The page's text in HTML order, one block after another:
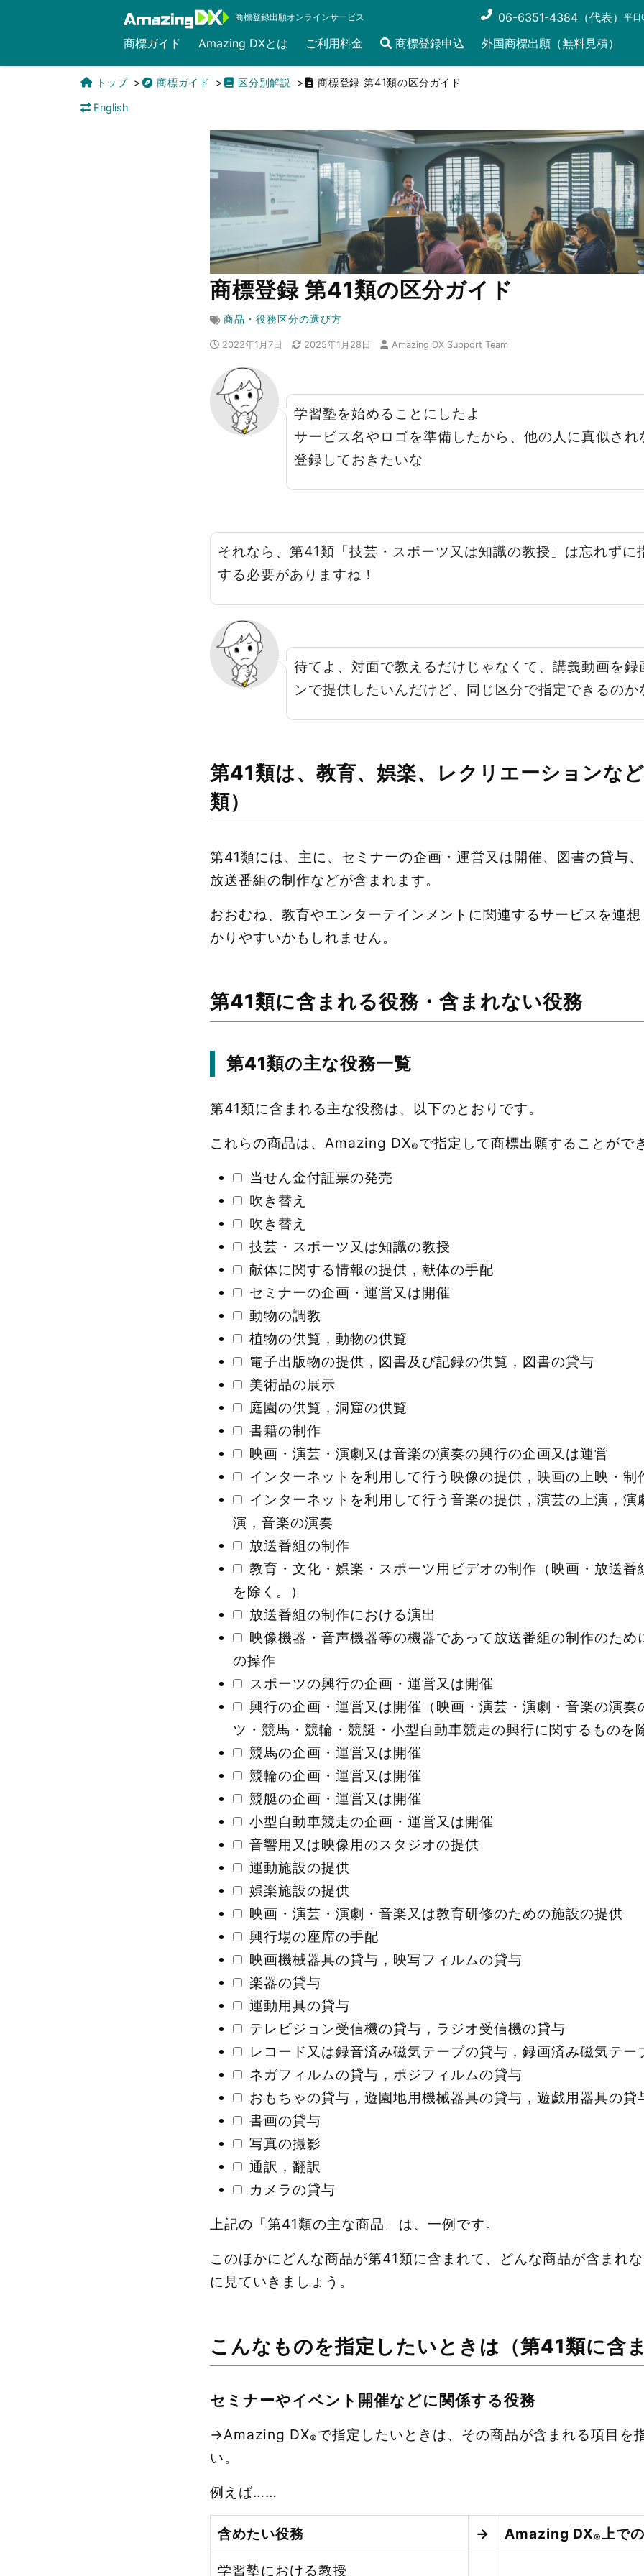
商標登録出願オンラインサービス 06-6351-4384（代表） 平
商標ガイド Amazing DXとは ご利用料金 商標登録申込 外国商標出願（無料見積）
トップ 商標ガイド 区分別解説 商標登録 第41類の区分ガイド
English
商標登録 第41類の区分ガイド
商品・役務区分の選び方
2022年1月7日 2025年1月28日 Amazing DX Support Team
学習塾を始めることにしたよ
サービス名やロゴを準備したから、他の人に真似さ
登録しておきたいな
それなら、第41類「技芸・スポーツ又は知識の教授」は忘れずに
する必要がありますね！
待てよ、対面で教えるだけじゃなくて、講義動画を
ンで提供したいんだけど、同じ区分で指定できるのか
第41類は、教育、娯楽、レクリエーションな
類）
第41類には、主に、セミナーの企画・運営又は開催、図書の貸与
放送番組の制作などが含まれます。
おおむね、教育やエンターテインメントに関連するサービスを連
かりやすいかもしれません。
第41類に含まれる役務・含まれない役務
第41類の主な役務一覧
第41類に含まれる主な役務は、以下のとおりです。
これらの商品は、Amazing DX®で指定して商標出願することがで
当せん金付証票の発売
吹き替え
吹き替え
技芸・スポーツ又は知識の教授
献体に関する情報の提供，献体の手配
セミナーの企画・運営又は開催
動物の調教
植物の供覧，動物の供覧
電子出版物の提供，図書及び記録の供覧，図書の貸与
美術品の展示
庭園の供覧，洞窟の供覧
書籍の制作
映画・演芸・演劇又は音楽の演奏の興行の企画又は運営
インターネットを利用して行う映像の提供，映画の上映・制
インターネットを利用して行う音楽の提供，演芸の上演，演
演，音楽の演奏
放送番組の制作
教育・文化・娯楽・スポーツ用ビデオの制作（映画・放送番
を除く。）
放送番組の制作における演出
映像機器・音声機器等の機器であって放送番組の制作のため
の操作
スポーツの興行の企画・運営又は開催
興行の企画・運営又は開催（映画・演芸・演劇・音楽の演奏
ツ・競馬・競輪・競艇・小型自動車競走の興行に関するものを
競馬の企画・運営又は開催
競輪の企画・運営又は開催
競艇の企画・運営又は開催
小型自動車競走の企画・運営又は開催
音響用又は映像用のスタジオの提供
運動施設の提供
娯楽施設の提供
映画・演芸・演劇・音楽又は教育研修のための施設の提供
興行場の座席の手配
映画機械器具の貸与，映写フィルムの貸与
楽器の貸与
運動用具の貸与
テレビジョン受信機の貸与，ラジオ受信機の貸与
レコード又は録音済み磁気テープの貸与，録画済み磁気テー
ネガフィルムの貸与，ポジフィルムの貸与
おもちゃの貸与，遊園地用機械器具の貸与，遊戯用器具の貸
書画の貸与
写真の撮影
通訳，翻訳
カメラの貸与
上記の「第41類の主な商品」は、一例です。
このほかにどんな商品が第41類に含まれて、どんな商品が含まれ
に見ていきましょう。
こんなものを指定したいときは（第41類に含
セミナーやイベント開催などに関係する役務
→Amazing DX®で指定したいときは、その商品が含まれる項目を
い。
例えば……
含めたい役務 → Amazing DX®上で
学習塾における教授